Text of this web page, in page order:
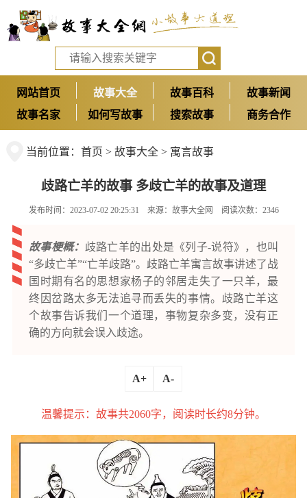
网站首页 故事大全 故事百科
故事新闻
故事名家
如何写故事 搜索故事 商务合作
当前位置： 首页 > 故事大全> 寓言故事
歧路亡羊的故事 多歧亡羊的故事及道理
发布时间：2023-07-02 20:25:31 来源： 故事大全网 阅读次数：2346
故事梗概： 歧路亡羊的出处是《列子-说符》，也叫
“多歧亡羊”“亡羊歧路”。歧路亡羊寓言故事讲述了战
国时期有名的思想家杨子的邻居走失了一只羊，最
终因岔路太多无法追寻而丢失的事情。歧路亡羊这
个故事告诉我们一个道理，事物复杂多变，没有正
确的方向就会误入歧途。
A+ A-
温馨提示：故事共2060字，阅读时长约8分钟。